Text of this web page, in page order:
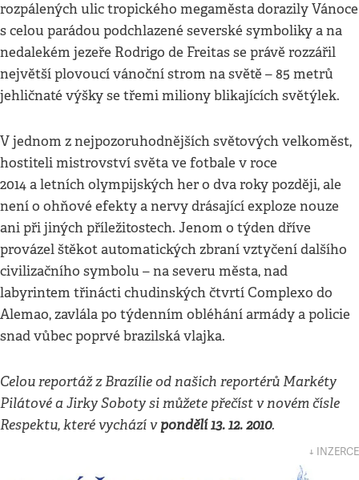
rozpálených ulic tropického megaměsta dorazily Vánoce
s celou parádou podchlazené severské symboliky a na
nedalekém jezeře Rodrigo de Freitas se právě rozzářil
největší plovoucí vánoční strom na světě – 85 metrů
jehličnaté výšky se třemi miliony blikajících světýlek.
V jednom z nejpozoruhodnějších světových velkoměst,
hostiteli mistrovství světa ve fotbale v roce
2014 a letních olympijských her o dva roky později, ale
není o ohňové efekty a nervy drásající exploze nouze
ani při jiných příležitostech. Jenom o týden dříve
provázel štěkot automatických zbraní vztyčení dalšího
civilizačního symbolu – na severu města, nad
labyrintem třinácti chudinských čtvrtí Complexo do
Alemao, zavlála po týdenním obléhání armády a policie
snad vůbec poprvé brazilská vlajka.
Celou reportáž z Brazílie od našich reportérů Markéty
Pilátové a Jirky Soboty si můžete přečíst v novém čísle
Respektu, které vychází vpondělí 13. 12. 2010.
↓ INZERCE